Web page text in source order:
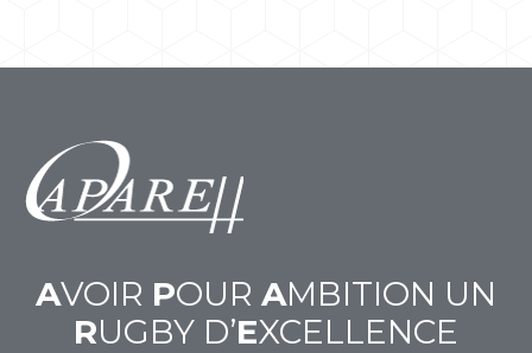
AVOIR POUR AMBITION UN
RUGBY D’EXCELLENCE